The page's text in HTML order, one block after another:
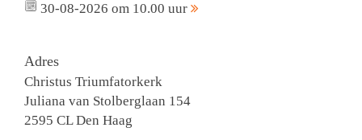
30-08-2026 om 10.00 uur
Adres
Christus Triumfatorkerk
Juliana van Stolberglaan 154
2595 CL Den Haag